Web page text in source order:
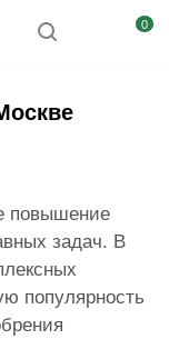
0
повышение
задач. В
популярность